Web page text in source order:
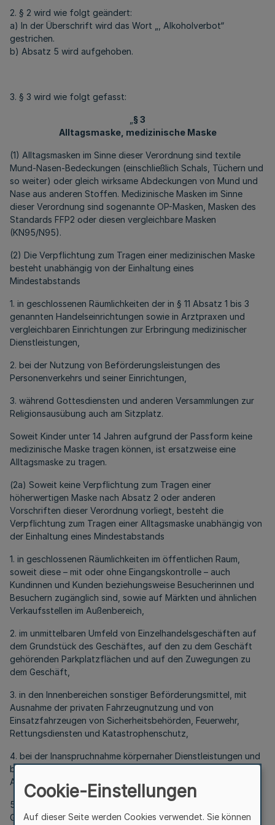
2. § 2 wird wie folgt geändert:
a) In der Überschrift wird das Wort „, Alkoholverbot“
gestrichen.
b) Absatz 5 wird aufgehoben.
3. § 3 wird wie folgt gefasst:
§ 3
Alltagsmaske, medizinische Maske
(1) Alltagsmasken im Sinne dieser Verordnung sind textile
Mund-Nasen-Bedeckungen (einschließlich Schals, Tüchern und
so weiter) oder gleich wirksame Abdeckungen von Mund und
Nase aus anderen Stoffen. Medizinische Masken im Sinne
dieser Verordnung sind sogenannte OP-Masken, Masken des
Standards FFP2 oder diesen vergleichbare Masken
(KN95/N95).
(2) Die Verpflichtung zum Tragen einer medizinischen Maske
besteht unabhängig von der Einhaltung eines
Mindestabstands
1. in geschlossenen Räumlichkeiten der in § 11 Absatz 1 bis 3
genannten Handelseinrichtungen sowie in Arztpraxen und
vergleichbaren Einrichtungen zur Erbringung medizinischer
Dienstleistungen,
2. bei der Nutzung von Beförderungsleistungen des
Personenverkehrs und seiner Einrichtungen,
3. während Gottesdiensten und anderen Versammlungen zur
Religionsausübung auch am Sitzplatz.
Soweit Kinder unter 14 Jahren aufgrund der Passform keine
medizinische Maske tragen können, ist ersatzweise eine
Alltagsmaske zu tragen.
(2a) Soweit keine Verpflichtung zum Tragen einer
höherwertigen Maske nach Absatz 2 oder anderen
Vorschriften dieser Verordnung vorliegt, besteht die
Verpflichtung zum Tragen einer Alltagsmaske unabhängig von
der Einhaltung eines Mindestabstands
1. in geschlossenen Räumlichkeiten im öffentlichen Raum,
soweit diese – mit oder ohne Eingangskontrolle – auch
Kundinnen und Kunden beziehungsweise Besucherinnen und
Besuchern zugänglich sind, sowie auf Märkten und ähnlichen
Verkaufsstellen im Außenbereich,
2. im unmittelbaren Umfeld von Einzelhandelsgeschäften auf
dem Grundstück des Geschäftes, auf den zu dem Geschäft
gehörenden Parkplatzflächen und auf den Zuwegungen zu
dem Geschäft,
3. in den Innenbereichen sonstiger Beförderungsmittel, mit
Ausnahme der privaten Fahrzeugnutzung und von
Einsatzfahrzeugen von Sicherheitsbehörden, Feuerwehr,
Rettungsdiensten und Katastrophenschutz,
4. bei der Inanspruchnahme körpernaher Dienstleistungen und
bei körpernahen Ausbildungstätigkeiten im Sinne des § 2
Absatz 3 Satz 2,
5. bei Bildungsveranstaltungen nach § 6 und § 7, die in
Gebäuden und geschlossenen Räumen stattfinden,
Cookie-Einstellungen
Auf dieser Seite werden Cookies verwendet. Sie können